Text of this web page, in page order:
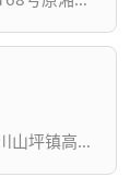
地址：湖南省岳阳市汨罗市川山坪镇高家坊集镇